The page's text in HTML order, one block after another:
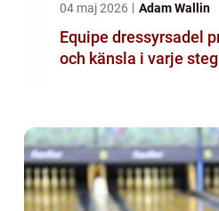
04 maj 2026 Adam Wallin
Equipe dressyrsadel precision, balans
och känsla i varje steg